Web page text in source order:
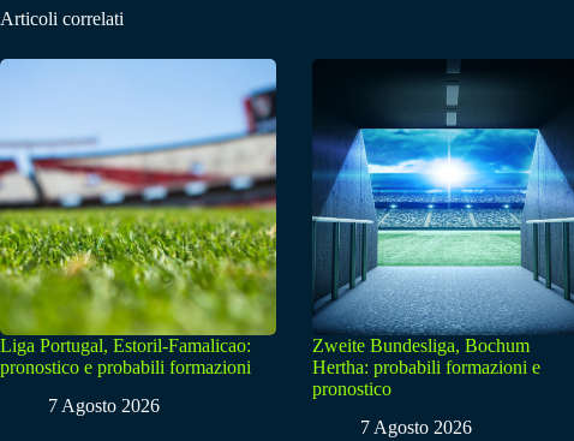
Articoli correlati
Liga Portugal, Estoril-Famalicao:
pronostico e probabili formazioni
7 Agosto 2026
Zweite Bundesliga, Bochum
Hertha: probabili formazioni e
pronostico
7 Agosto 2026